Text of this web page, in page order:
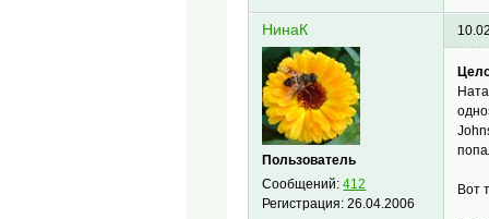
НинаК
Пользователь
Сообщений:412
Регистрация:26.04.2006
Вот